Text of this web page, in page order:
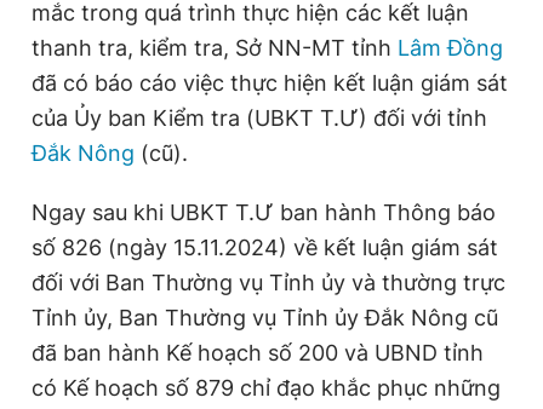
Đọc Thanh Niên trên điện thoại
Theo dõi báo trên
0906 645 777
Liên hệ quảng cáo
0908 780 404
Đặt báo Quảng cáo RSS Tòa soạn Chính sách bảo
mắc trong quá trình thực hiện các kết luận
thanh tra, kiểm tra, Sở NN-MT tỉnh Lâm Đồng
đã có báo cáo việc thực hiện kết luận giám sát
của Ủy ban Kiểm tra (UBKT T.Ư) đối với tỉnh
Đắk Nông (cũ).
Ngay sau khi UBKT T.Ư ban hành Thông báo
số 826 (ngày 15.11.2024) về kết luận giám sát
đối với Ban Thường vụ Tỉnh ủy và thường trực
Tỉnh ủy, Ban Thường vụ Tỉnh ủy Đắk Nông cũ
đã ban hành Kế hoạch số 200 và UBND tỉnh
có Kế hoạch số 879 chỉ đạo khắc phục những